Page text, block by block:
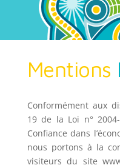
Mentions
Conformément aux
19 de la Loi n°
Confiance dans
nous portons à la
visiteurs du site